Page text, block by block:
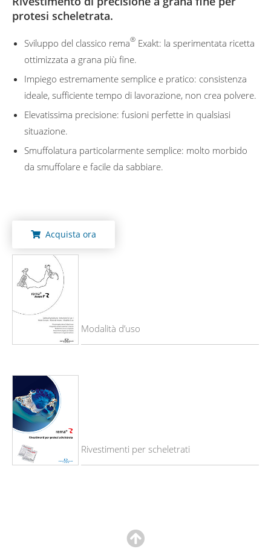
protesi scheletrata.
Sviluppo del classico rema® Exakt: la sperimentata ricetta
ottimizzata a grana più fine.
Impiego estremamente semplice e pratico: consistenza
ideale, sufficiente tempo di lavorazione, non crea polvere.
Elevatissima precisione: fusioni perfette in qualsiasi
situazione.
Smuffolatura particolarmente semplice: molto morbido
da smuffolare e facile da sabbiare.
Acquista ora
Modalità d’uso
Rivestimenti per scheletrati